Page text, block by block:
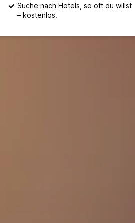
Suche nach Hotels, so oft du willst
– kostenlos.